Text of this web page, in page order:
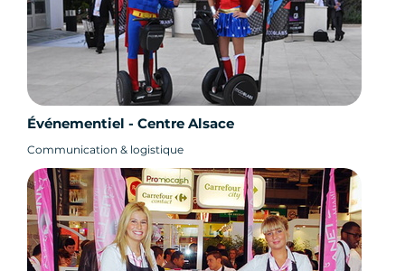
Événementiel - Centre Alsace
Communication & logistique